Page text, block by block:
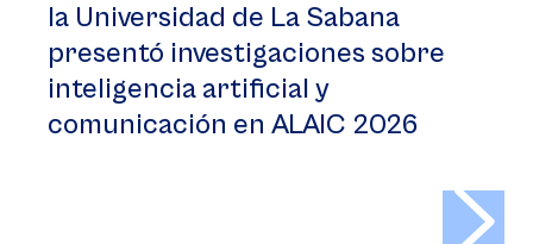
la Universidad de La Sabana
presentó investigaciones sobre
inteligencia artificial y
comunicación en ALAIC 2026